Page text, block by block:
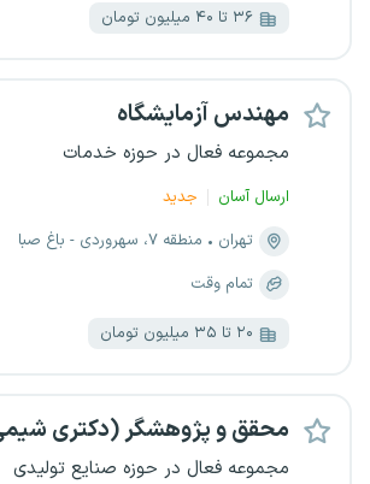
۳۶ تا ۴۰ میلیون تومان
مهندس آزمایشگاه
مجموعه فعال در حوزه خدمات
ارسال آسان
جدید
تهران
منطقه ۷، سهروردی - باغ صبا
تمام وقت
۲۰ تا ۳۵ میلیون تومان
محقق و پژوهشگر (دکتری
مجموعه فعال در حوزه صنایع تولیدی